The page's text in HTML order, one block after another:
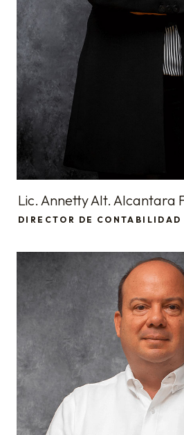
Lic. Annetty Alt. Alcantara
DIRECTOR DE CONTABILIDAD